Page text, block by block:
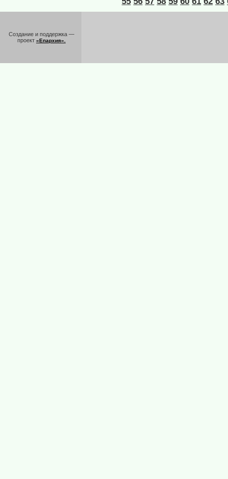
Создание и поддержка —
проект «Епархия».